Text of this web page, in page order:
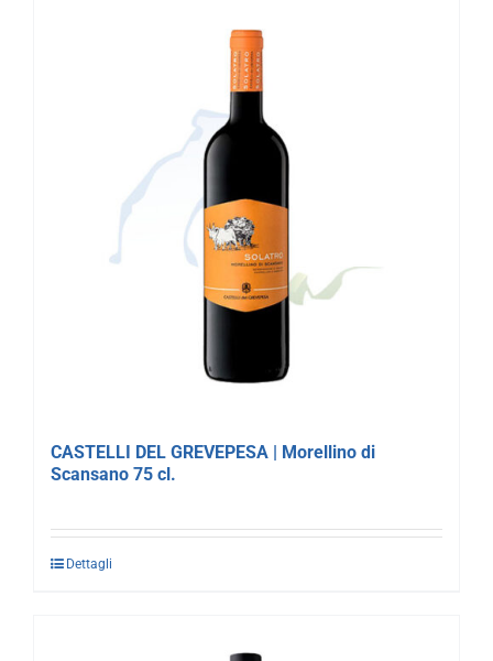
CASTELLI DEL GREVEPESA | Morellino di
Scansano 75 cl.
Dettagli